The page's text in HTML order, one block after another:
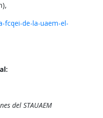
fcqei-de-la-uaem-el-
del STAUAEM